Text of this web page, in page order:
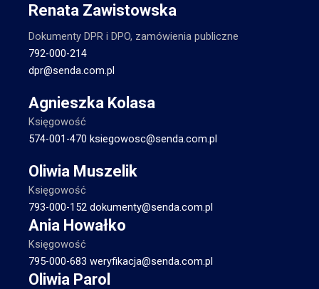
Renata Zawistowska
Dokumenty DPR i DPO, zamówienia publiczne
792-000-214
dpr@senda.com.pl
Agnieszka Kolasa
Księgowość
574-001-470 ksiegowosc@senda.com.pl
Oliwia Muszelik
Księgowość
793-000-152 dokumenty@senda.com.pl
Ania Howałko
Księgowość
795-000-683 weryfikacja@senda.com.pl
Oliwia Parol